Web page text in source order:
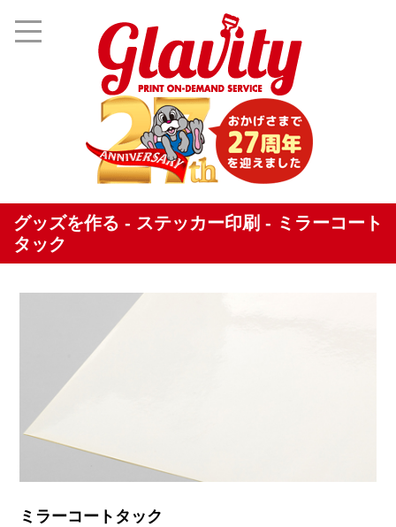
グッズを作る - ステッカー印刷 - ミラーコート
タック
ミラーコートタック